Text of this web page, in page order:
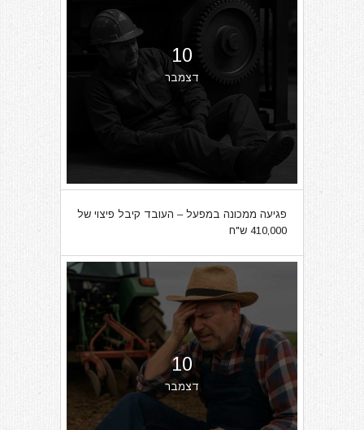
10
דצמבר
פגיעה ממכונה במפעל – העובד קיבל פיצוי של
410,000 ש"ח
10
דצמבר